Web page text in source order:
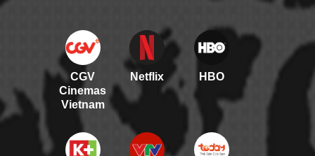
CGV
Cinemas
Vietnam
Netflix HBO